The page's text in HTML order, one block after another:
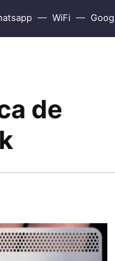
WiFi
de